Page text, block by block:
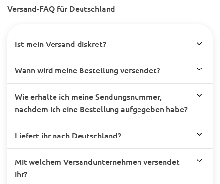
Versand-FAQ für Deutschland
Ist mein Versand diskret?
Wann wird meine Bestellung versendet?
Wie erhalte ich meine Sendungsnummer,
nachdem ich eine Bestellung aufgegeben habe?
Liefert ihr nach Deutschland?
Mit welchem Versandunternehmen versendet
ihr?